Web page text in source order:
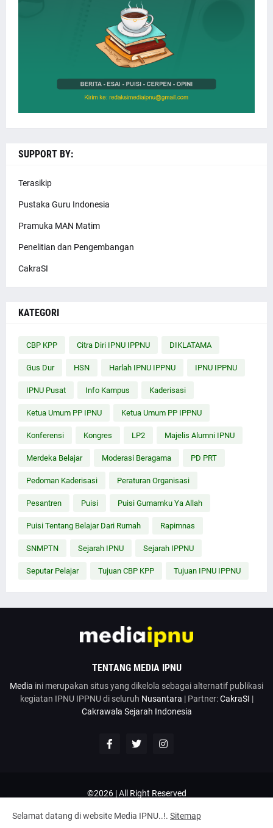
SUPPORT BY:
Terasikip
Pustaka Guru Indonesia
Pramuka MAN Matim
Penelitian dan Pengembangan
CakraSI
KATEGORI
CBP KPP Citra Diri IPNU IPPNU DIKLATAMA
Gus Dur HSN Harlah IPNU IPPNU IPNU IPPNU
IPNU Pusat Info Kampus Kaderisasi
Ketua Umum PP IPNU Ketua Umum PP IPPNU
Konferensi Kongres LP2 Majelis Alumni IPNU
Merdeka Belajar Moderasi Beragama PD PRT
Pedoman Kaderisasi Peraturan Organisasi
Pesantren Puisi Puisi Gumamku Ya Allah
Puisi Tentang Belajar Dari Rumah Rapimnas
SNMPTN Sejarah IPNU Sejarah IPPNU
Seputar Pelajar Tujuan CBP KPP Tujuan IPNU IPPNU
TENTANG MEDIA IPNU
Media ini merupakan situs yang dikelola sebagai alternatif publikasi
kegiatan IPNU IPPNU di seluruh Nusantara | Partner:CakraSI |
Cakrawala Sejarah Indonesia
©2026 | All Right Reserved
Google News Penulis Hubungi Kami
Kirim Artikel
Selamat datang di website Media IPNU..!. Sitemap